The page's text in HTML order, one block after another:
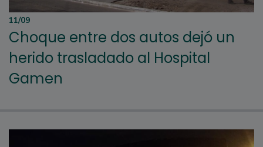
11/09
Choque entre dos autos dejó un
herido trasladado al Hospital
Gamen